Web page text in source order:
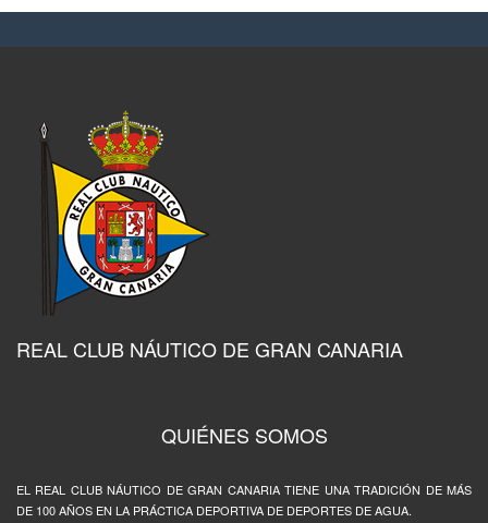
REAL CLUB NÁUTICO DE GRAN CANARIA
QUIÉNES SOMOS
EL REAL CLUB NÁUTICO DE GRAN CANARIA TIENE UNA TRADICIÓN DE MÁS
DE 100 AÑOS EN LA PRÁCTICA DEPORTIVA DE DEPORTES DE AGUA.